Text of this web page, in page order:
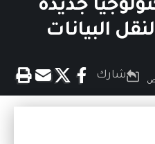
جديدة
البيانات
شارك